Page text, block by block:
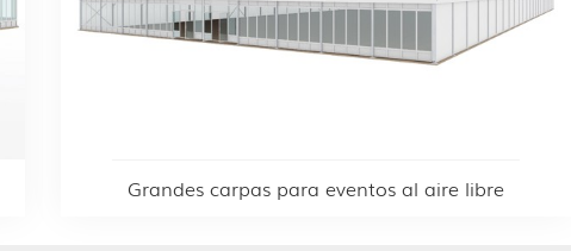
Grandes carpas para eventos al aire libre